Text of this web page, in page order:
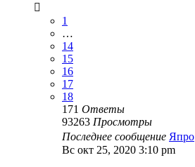
1
…
14
15
16
17
18
171 Ответы
93263 Просмотры
Последнее сообщение Япро
Вс окт 25, 2020 3:10 pm